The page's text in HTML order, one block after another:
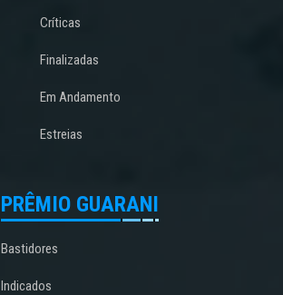
Críticas
Finalizadas
Em Andamento
Estreias
PRÊMIO GUARANI
Bastidores
Indicados